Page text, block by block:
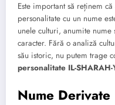
Este important să reținem
personalitate cu un nume
unele culturi, anumite nume
caracter. Fără o analiză
său istoric, nu putem trage
personalitate IL-
Nume Derivate